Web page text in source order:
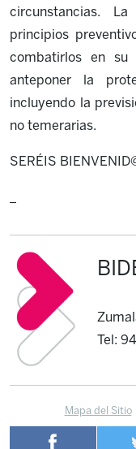
circunstancias.
principios
combatirlos en su
anteponer la
incluyendo la
no temerarias.
SERÉIS
Tel:
Mapa del Sitio
Política de